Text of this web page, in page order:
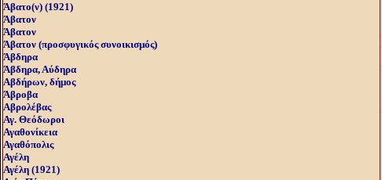
Άβατο(ν) (1921)
Άβατον
Άβατον
Άβατον (προσφυγικός συνοικισμός)
Άβδηρα
Άβδηρα, Αύδηρα
Αβδήρων, δήμος
Άβροβα
Αβρολέβας
Αγ. Θεόδωροι
Αγαθονίκεια
Αγαθόπολις
Αγέλη
Αγέλη (1921)